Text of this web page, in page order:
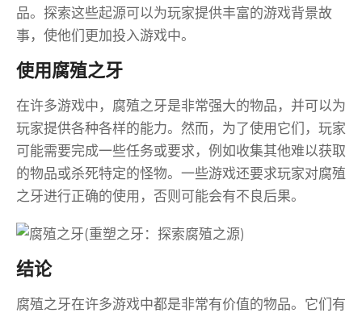
品。探索这些起源可以为玩家提供丰富的游戏背景故
事，使他们更加投入游戏中。
使用腐殖之牙
在许多游戏中，腐殖之牙是非常强大的物品，并可以为
玩家提供各种各样的能力。然而，为了使用它们，玩家
可能需要完成一些任务或要求，例如收集其他难以获取
的物品或杀死特定的怪物。一些游戏还要求玩家对腐殖
之牙进行正确的使用，否则可能会有不良后果。
结论
腐殖之牙在许多游戏中都是非常有价值的物品。它们有